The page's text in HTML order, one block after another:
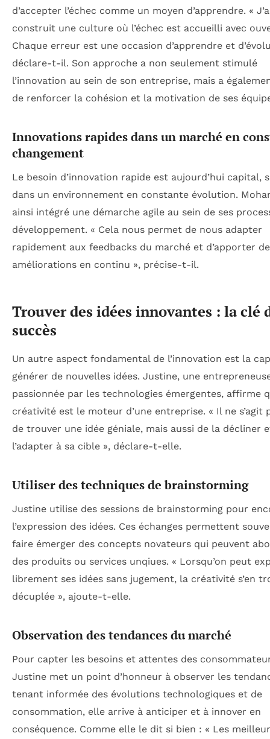
d’accepter l’échec comme un moyen d’apprendre. «
construit une culture où l’échec est accueilli avec
Chaque erreur est une occasion d’apprendre et
déclare-t-il. Son approche a non seulement stimulé
l’innovation au sein de son entreprise, mais a
de renforcer la cohésion et la motivation de ses
Innovations rapides dans un marché en
changement
Le besoin d’innovation rapide est aujourd’hui capital,
dans un environnement en constante évolution.
ainsi intégré une démarche agile au sein de ses
développement. « Cela nous permet de nous adapter
rapidement aux feedbacks du marché et d’apporter
améliorations en continu », précise-t-il.
Trouver des idées innovantes : la clé
succès
Un autre aspect fondamental de l’innovation est la
générer de nouvelles idées. Justine, une
passionnée par les technologies émergentes, affirme
créativité est le moteur d’une entreprise. « Il ne s’agit
de trouver une idée géniale, mais aussi de la décliner
l’adapter à sa cible », déclare-t-elle.
Utiliser des techniques de brainstorming
Justine utilise des sessions de brainstorming pour
l’expression des idées. Ces échanges permettent
faire émerger des concepts novateurs qui peuvent
des produits ou services unqiues. « Lorsqu’on peut
librement ses idées sans jugement, la créativité s’en
décuplée », ajoute-t-elle.
Observation des tendances du marché
Pour capter les besoins et attentes des
Justine met un point d’honneur à observer les
tenant informée des évolutions technologiques et de
consommation, elle arrive à anticiper et à innover en
conséquence. Comme elle le dit si bien : « Les